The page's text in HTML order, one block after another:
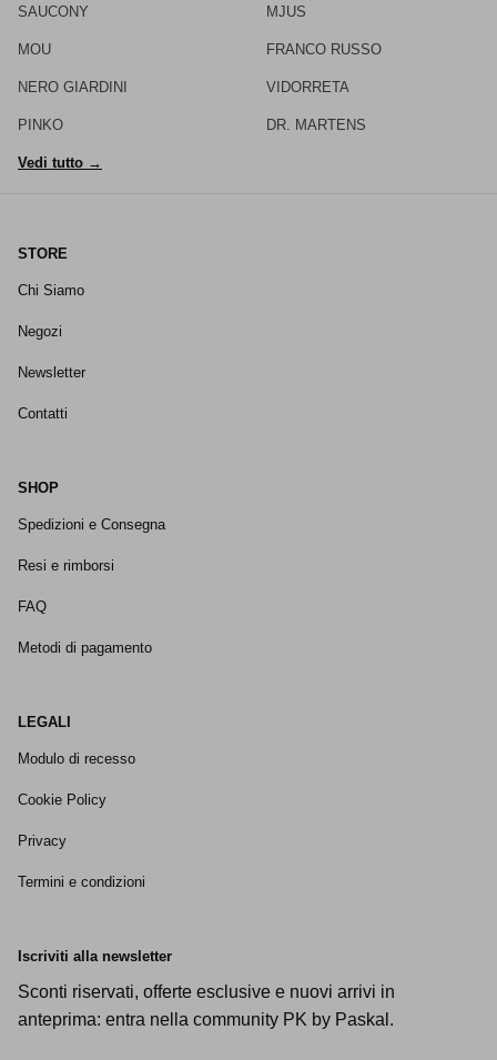
SAUCONY
MOU
NERO GIARDINI
PINKO
MJUS
FRANCO RUSSO
VIDORRETA
DR. MARTENS
Vedi tutto →
STORE
Chi Siamo
Negozi
Newsletter
Contatti
SHOP
Spedizioni e Consegna
Resi e rimborsi
FAQ
Metodi di pagamento
LEGALI
Modulo di recesso
Cookie Policy
Privacy
Termini e condizioni
Iscriviti alla newsletter
Sconti riservati, offerte esclusive e nuovi arrivi in
anteprima: entra nella community PK by Paskal.